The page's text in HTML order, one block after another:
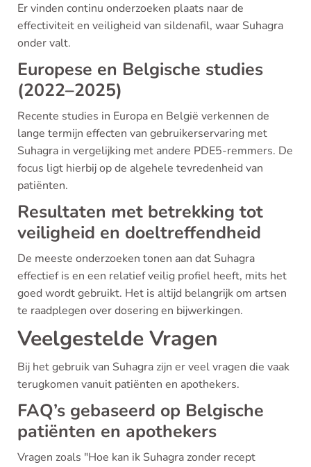
Er vinden continu onderzoeken plaats naar de
effectiviteit en veiligheid van sildenafil, waar Suhagra
onder valt.
Europese en Belgische studies
(2022–2025)
Recente studies in Europa en België verkennen de
lange termijn effecten van gebruikerservaring met
Suhagra in vergelijking met andere PDE5-remmers. De
focus ligt hierbij op de algehele tevredenheid van
patiënten.
Resultaten met betrekking tot
veiligheid en doeltreffendheid
De meeste onderzoeken tonen aan dat Suhagra
effectief is en een relatief veilig profiel heeft, mits het
goed wordt gebruikt. Het is altijd belangrijk om artsen
te raadplegen over dosering en bijwerkingen.
Veelgestelde Vragen
Bij het gebruik van Suhagra zijn er veel vragen die vaak
terugkomen vanuit patiënten en apothekers.
FAQ’s gebaseerd op Belgische
patiënten en apothekers
Vragen zoals "Hoe kan ik Suhagra zonder recept